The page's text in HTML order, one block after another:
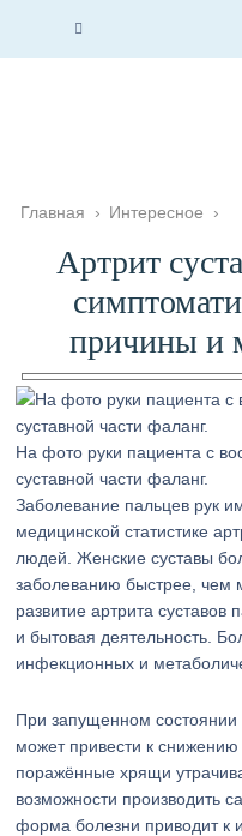
Главная › Интересное ›
Артрит
причины и
На фото руки пациента с
суставной части фаланг.
Заболевание пальцев рук
медицинской статистике
людей. Женские суставы
заболеванию быстрее, чем
развитие артрита
и бытовая деятельность.
инфекционных и
При запущенном состоянии
может привести к
поражённые хрящи
возможности производить
форма болезни приводит к